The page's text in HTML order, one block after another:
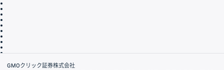
会社案内
GMOクリック証券株式会社